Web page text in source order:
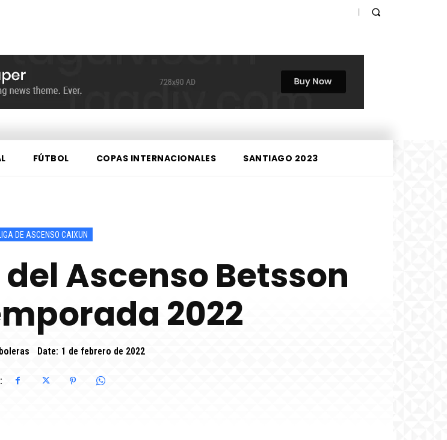
FÚTBOL COPAS INTERNACIONALES SANTIAGO 2023
DE ASCENSO CAIXUN
Ascenso Betsson
2022
Date: 1 de febrero de 2022